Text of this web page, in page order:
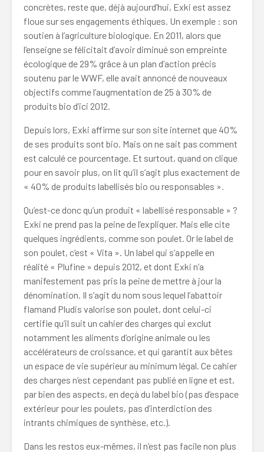
concrètes, reste que, déjà aujourd’hui, Exki est assez
floue sur ses engagements éthiques. Un exemple : son
soutien à l’agriculture biologique. En 2011, alors que
l’enseigne se félicitait d’avoir diminué son empreinte
écologique de 29% grâce à un plan d’action précis
soutenu par le WWF, elle avait annoncé de nouveaux
objectifs comme l’augmentation de 25 à 30% de
produits bio d’ici 2012.
Depuis lors, Exki affirme sur son site internet que 40%
de ses produits sont bio. Mais on ne sait pas comment
est calculé ce pourcentage. Et surtout, quand on clique
pour en savoir plus, on lit qu’il s’agit plus exactement de
« 40% de produits labellisés bio ou responsables ».
Qu’est-ce donc qu’un produit « labellisé responsable » ?
Exki ne prend pas la peine de l’expliquer. Mais elle cite
quelques ingrédients, comme son poulet. Or le label de
son poulet, c’est « Vita ». Un label qui s’appelle en
réalité « Plufine » depuis 2012, et dont Exki n’a
manifestement pas pris la peine de mettre à jour la
dénomination. Il s’agit du nom sous lequel l’abattoir
flamand Pludis valorise son poulet, dont celui-ci
certifie qu’il suit un cahier des charges qui exclut
notamment les aliments d’origine animale ou les
accélérateurs de croissance, et qui garantit aux bêtes
un espace de vie supérieur au minimum légal. Ce cahier
des charges n’est cependant pas publié en ligne et est,
par bien des aspects, en deçà du label bio (pas d’espace
extérieur pour les poulets, pas d’interdiction des
intrants chimiques de synthèse, etc.).
Dans les restos eux-mêmes, il n’est pas facile non plus